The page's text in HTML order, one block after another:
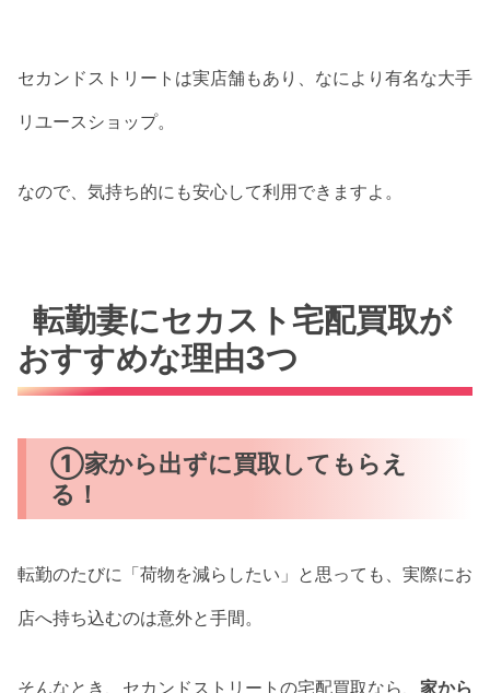
セカンドストリートは実店舗もあり、なにより有名な大手
リユースショップ。
なので、気持ち的にも安心して利用できますよ。
転勤妻にセカスト宅配買取が
おすすめな理由3つ
①家から出ずに買取してもらえ
る！
転勤のたびに「荷物を減らしたい」と思っても、実際にお
店へ持ち込むのは意外と手間。
そんなとき、セカンドストリートの宅配買取なら、 家から